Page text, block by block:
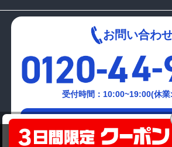
商品価格(税込)
お問い合わ
受付時間：10:00~19:00(休業
メールでの
お問い合わせはこちら
当サイトでは利用体験の向上およびコンテ